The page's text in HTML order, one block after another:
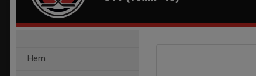
Hem